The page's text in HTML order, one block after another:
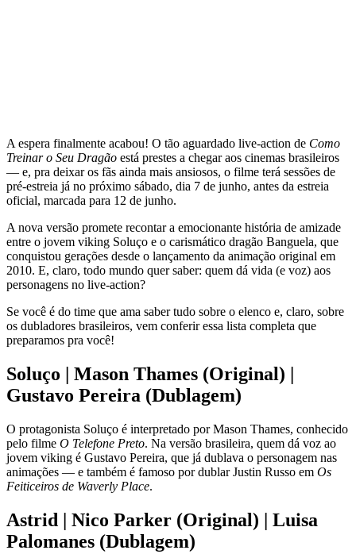
A espera finalmente acabou! O tão aguardado live-action de Como
Treinar o Seu Dragão está prestes a chegar aos cinemas brasileiros
— e, pra deixar os fãs ainda mais ansiosos, o filme terá sessões de
pré-estreia já no próximo sábado, dia 7 de junho, antes da estreia
oficial, marcada para 12 de junho.
A nova versão promete recontar a emocionante história de amizade
entre o jovem viking Soluço e o carismático dragão Banguela, que
conquistou gerações desde o lançamento da animação original em
2010. E, claro, todo mundo quer saber: quem dá vida (e voz) aos
personagens no live-action?
Se você é do time que ama saber tudo sobre o elenco e, claro, sobre
os dubladores brasileiros, vem conferir essa lista completa que
preparamos pra você!
Soluço | Mason Thames (Original) |
Gustavo Pereira (Dublagem)
O protagonista Soluço é interpretado por Mason Thames, conhecido
pelo filme O Telefone Preto. Na versão brasileira, quem dá voz ao
jovem viking é Gustavo Pereira, que já dublava o personagem nas
animações — e também é famoso por dublar Justin Russo em Os
Feiticeiros de Waverly Place.
Astrid | Nico Parker (Original) | Luisa
Palomanes (Dublagem)